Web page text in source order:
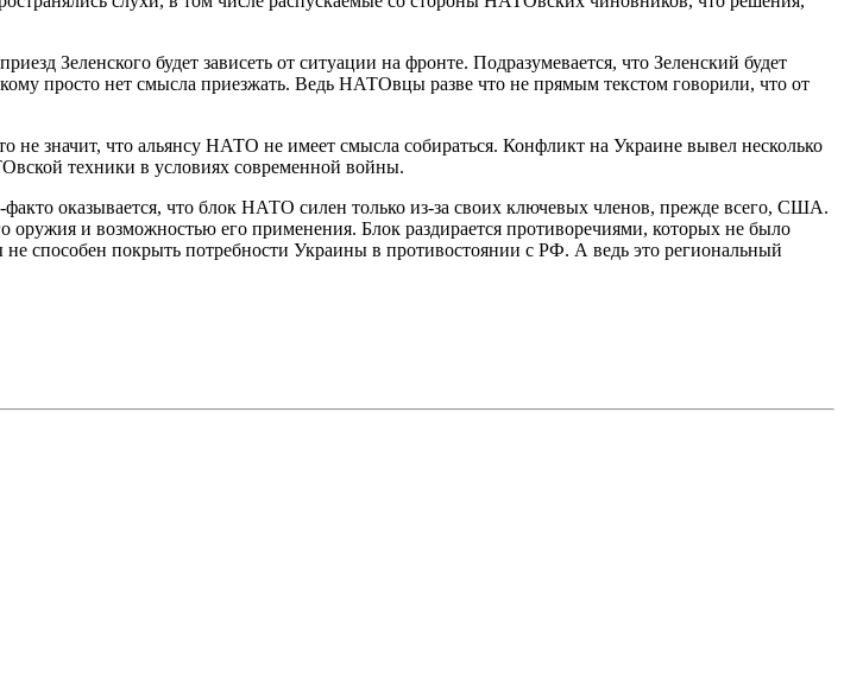
Зеленского будет зависеть от ситуации на фронте. Подразумевается, что Зеленский будет
просто нет смысла приезжать. Ведь НАТОвцы разве что не прямым текстом говорили, что от
не значит, что альянсу НАТО не имеет смысла собираться. Конфликт на Украине вывел несколько
техники в условиях современной войны.
оказывается, что блок НАТО силен только из-за своих ключевых членов, прежде всего, США.
и возможностью его применения. Блок раздирается противоречиями, которых не было
способен покрыть потребности Украины в противостоянии с РФ. А ведь это региональный